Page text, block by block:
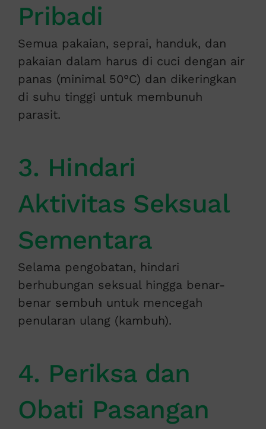
Pribadi
Semua pakaian, seprai, handuk, dan
pakaian dalam harus di cuci dengan air
panas (minimal 50°C) dan dikeringkan
di suhu tinggi untuk membunuh
parasit.
3. Hindari
Aktivitas Seksual
Sementara
Selama pengobatan, hindari
berhubungan seksual hingga benar-
benar sembuh untuk mencegah
penularan ulang (kambuh).
4. Periksa dan
Obati Pasangan